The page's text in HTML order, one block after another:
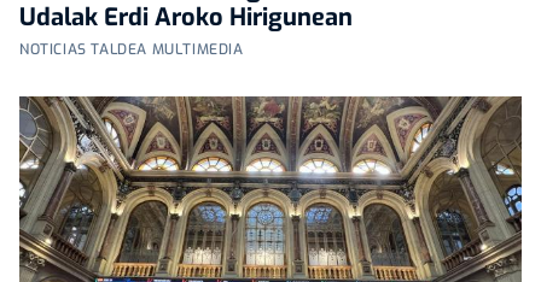
Udalak Erdi Aroko Hirigunean
NOTICIAS TALDEA MULTIMEDIA